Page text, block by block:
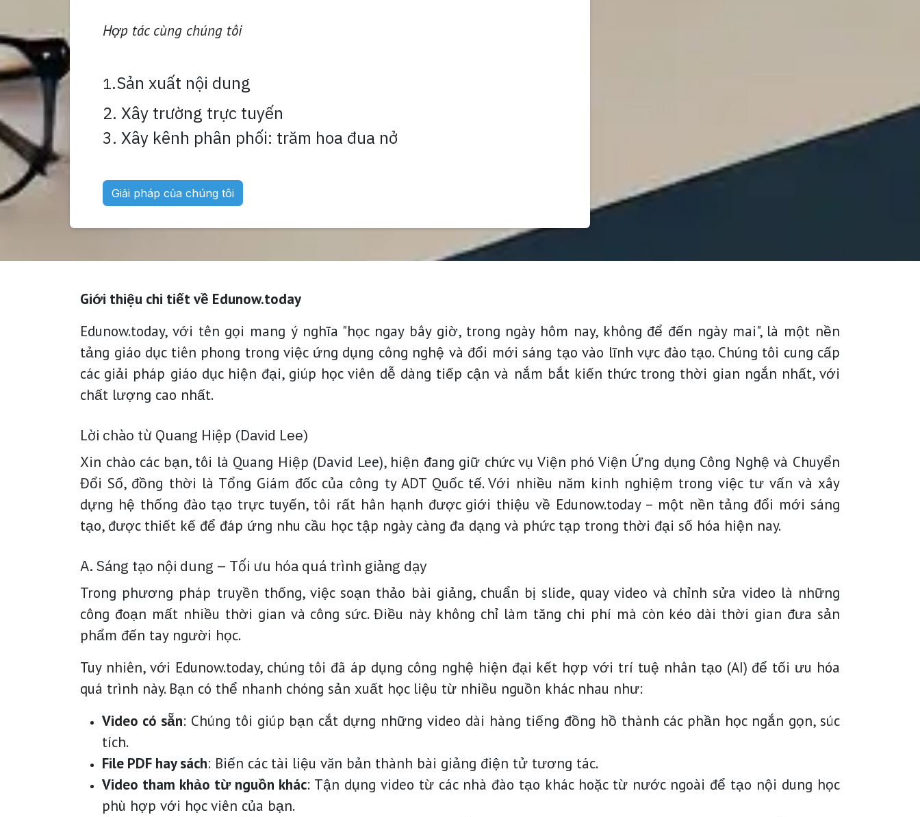
Hợp tác cùng chúng tôi
1.Sản xuất nội dung
2. Xây trường trực tuyến
3. Xây kênh phân phối: trăm hoa đua nở
Giải pháp của chúng tôi
Giới thiệu chi tiết về Edunow.today
Edunow.today, với tên gọi mang ý nghĩa "học ngay bây giờ, trong ngày hôm nay, không để đến ngày mai", là một nền
tảng giáo dục tiên phong trong việc ứng dụng công nghệ và đổi mới sáng tạo vào lĩnh vực đào tạo. Chúng tôi cung cấp
các giải pháp giáo dục hiện đại, giúp học viên dễ dàng tiếp cận và nắm bắt kiến thức trong thời gian ngắn nhất, với
chất lượng cao nhất.
Lời chào từ Quang Hiệp (David Lee)
Xin chào các bạn, tôi là Quang Hiệp (David Lee), hiện đang giữ chức vụ Viện phó Viện Ứng dụng Công Nghệ và Chuyển
Đổi Số, đồng thời là Tổng Giám đốc của công ty ADT Quốc tế. Với nhiều năm kinh nghiệm trong việc tư vấn và xây
dựng hệ thống đào tạo trực tuyến, tôi rất hân hạnh được giới thiệu về Edunow.today – một nền tảng đổi mới sáng
tạo, được thiết kế để đáp ứng nhu cầu học tập ngày càng đa dạng và phức tạp trong thời đại số hóa hiện nay.
A. Sáng tạo nội dung – Tối ưu hóa quá trình giảng dạy
Trong phương pháp truyền thống, việc soạn thảo bài giảng, chuẩn bị slide, quay video và chỉnh sửa video là những
công đoạn mất nhiều thời gian và công sức. Điều này không chỉ làm tăng chi phí mà còn kéo dài thời gian đưa sản
phẩm đến tay người học.
Tuy nhiên, với Edunow.today, chúng tôi đã áp dụng công nghệ hiện đại kết hợp với trí tuệ nhân tạo (AI) để tối ưu hóa
quá trình này. Bạn có thể nhanh chóng sản xuất học liệu từ nhiều nguồn khác nhau như:
Video có sẵn: Chúng tôi giúp bạn cắt dựng những video dài hàng tiếng đồng hồ thành các phần học ngắn gọn, súc
tích.
File PDF hay sách: Biến các tài liệu văn bản thành bài giảng điện tử tương tác.
Video tham khảo từ nguồn khác: Tận dụng video từ các nhà đào tạo khác hoặc từ nước ngoài để tạo nội dung học
phù hợp với học viên của bạn.